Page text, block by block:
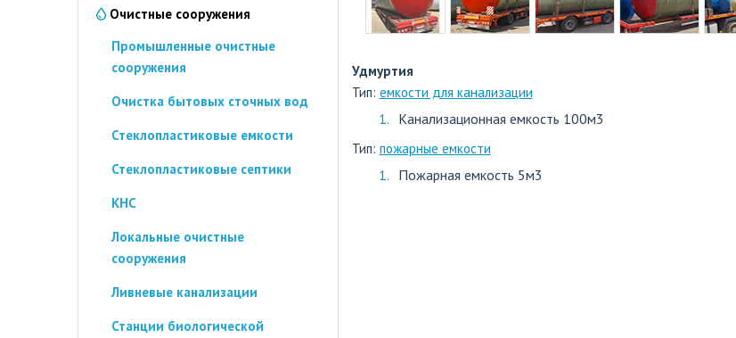
Очистные сооружения
Промышленные очистные
сооружения
Очистка бытовых сточных вод
Стеклопластиковые емкости
Стеклопластиковые септики
КНС
Локальные очистные
сооружения
Ливневые канализации
Станции биологической
Удмуртия
Тип: емкости для канализации
Канализационная емкость 100м3
Тип: пожарные емкости
Пожарная емкость 5м3